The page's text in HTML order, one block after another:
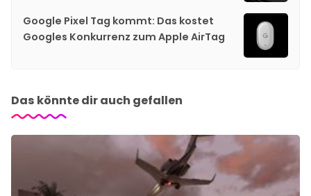
Google Pixel Tag kommt: Das kostet
Googles Konkurrenz zum Apple AirTag
Das könnte dir auch gefallen